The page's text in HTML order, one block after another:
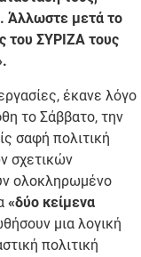
Άλλωστε μετά το
του ΣΥΡΙΖΑ τους
έκανε λόγο
το Σάββατο, την
σαφή πολιτική
σχετικών
ολοκληρωμένο
«δύο κείμενα
μια λογική
πολιτική